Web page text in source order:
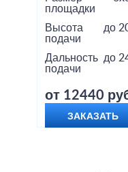
площадки
Высота
подачи
до
Дальность
подачи
до
от 12440
ЗАКАЗАТЬ